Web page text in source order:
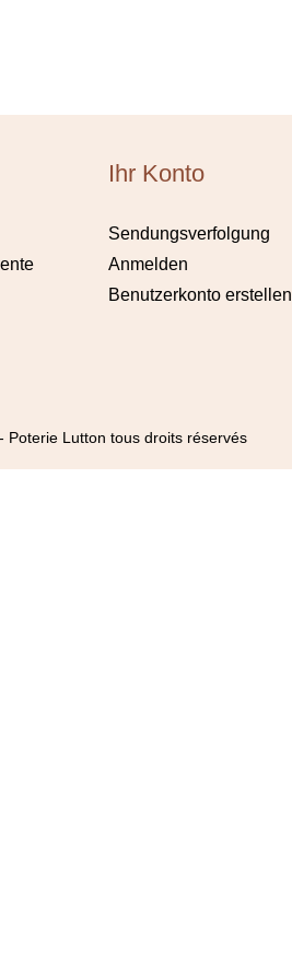
Ihr Konto
Sendungsverfolgung
Anmelden
Benutzerkonto erstellen
Poterie Lutton tous droits réservés